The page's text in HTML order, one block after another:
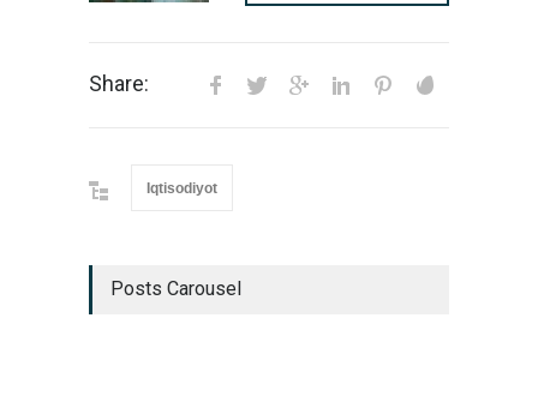
Share:
Iqtisodiyot
Posts Carousel